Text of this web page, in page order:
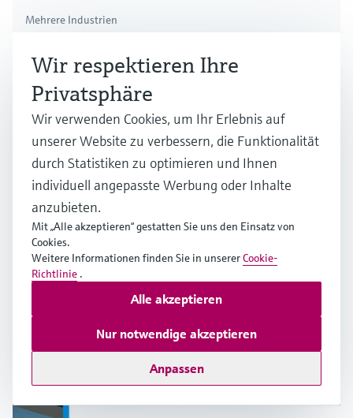
Mehrere Industrien
Messgenauigkeit von Widerstandsthermometern
Mehrere Industrien
Wir respektieren Ihre
Privatsphäre
Wir verwenden Cookies, um Ihr Erlebnis auf
unserer Website zu verbessern, die Funktionalität
durch Statistiken zu optimieren und Ihnen
individuell angepasste Werbung oder Inhalte
anzubieten.
Mit „Alle akzeptieren“ gestatten Sie uns den Einsatz von
Cookies.
Weitere Informationen finden Sie in unsererCookie-
Richtlinie .
Anpassen
Nur notwendige akzeptieren
Alle akzeptieren